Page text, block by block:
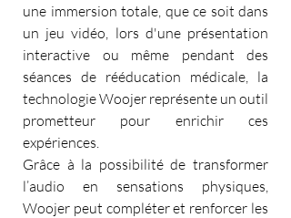
une immersion totale, que ce soit dans
un jeu vidéo, lors d'une présentation
interactive ou même pendant des
séances de rééducation médicale, la
technologie Woojer représente un outil
prometteur pour enrichir ces
expériences.
Grâce à la possibilité de transformer
l’audio en sensations physiques,
Woojer peut compléter et renforcer les